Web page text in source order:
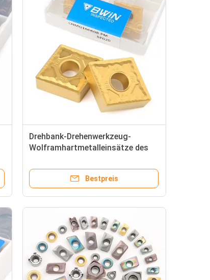
Drehbank-Drehenwerkzeug-
Wolframhartmetalleinsätze des
Bestpreis